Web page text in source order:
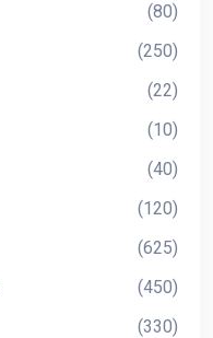
(80)
(250)
(22)
(10)
(40)
(120)
(625)
(450)
(330)